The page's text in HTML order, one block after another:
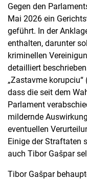
Gegen den
Mai 2026 ein
geführt. In der
enthalten, darunter
kriminellen
detailliert
„Zastavme
dass die seit dem
Parlament
mildernde
eventuellen
Einige der Straftaten
auch Tibor Gašpar
Tibor Gašpar